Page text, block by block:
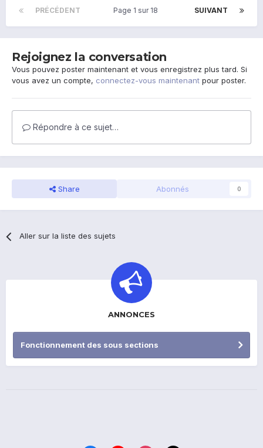
PRÉCÉDENT SUIVANT
Page 1 sur 18
Rejoignez la conversation
Vous pouvez poster maintenant et vous enregistrez plus tard. Si
vous avez un compte, connectez-vous maintenant pour poster.
Répondre à ce sujet…
Share Abonnés 0
Aller sur la liste des sujets
ANNONCES
Fonctionnement des sous sections